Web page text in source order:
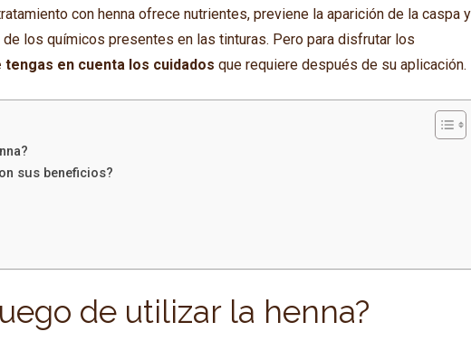
con henna ofrece nutrientes, previene la aparición de la caspa y
los químicos presentes en las tinturas. Pero para disfrutar los
en cuenta los cuidados que requiere después de su aplicación.
sus beneficios?
de utilizar la henna?